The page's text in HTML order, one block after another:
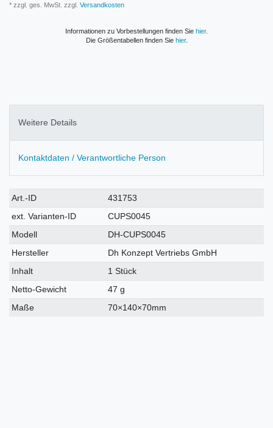
* zzgl. ges. MwSt. zzgl. Versandkosten
Informationen zu Vorbestellungen finden Sie hier.
Die Größentabellen finden Sie hier.
Weitere Details
Kontaktdaten / Verantwortliche Person
Technisches
Merkmal
Wert
Art.-ID
431753
ext. Varianten-ID
CUPS0045
Modell
DH-CUPS0045
Hersteller
Dh Konzept Vertriebs GmbH
Inhalt
1 Stück
Netto-Gewicht
47 g
Maße
70×140×70mm